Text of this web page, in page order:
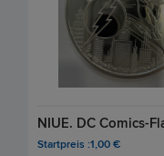
Startpreis :1,00 €